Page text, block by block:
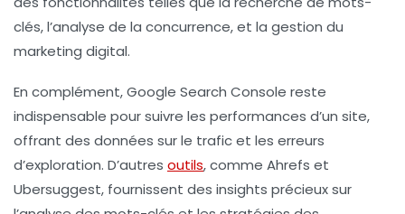
clés, l’analyse de la concurrence, et la gestion du
marketing digital.
En complément, Google Search Console reste
indispensable pour suivre les performances d’un site,
offrant des données sur le trafic et les erreurs
d’exploration. D’autres outils, comme Ahrefs et
Ubersuggest, fournissent des insights précieux sur